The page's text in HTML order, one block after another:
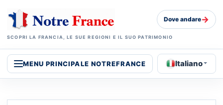
SCOPRI LA FRANCIA, LE SUE REGIONI E IL SUO PATRIMONIO
Dove andare→
MENU PRINCIPALE NOTREFRANCE Italiano